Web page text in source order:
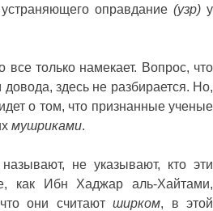
оправдание (узр) у
все только намекает. Вопрос, что
здесь не разбирается. Но,
о том, что признанные ученые
мушриками.
не указывают, кто эти
как Ибн Хаджар аль-Хайтами,
они считают ширком, в этой